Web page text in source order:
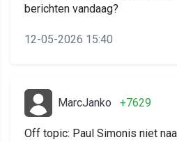
berichten vandaag?
12-05-2026 15:40
MarcJanko +7629
Off topic: Paul Simonis niet